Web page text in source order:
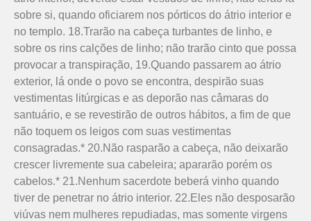
sobre si, quando oficiarem nos pórticos do átrio interior e
no templo. 18.Trarão na cabeça turbantes de linho, e
sobre os rins calções de linho; não trarão cinto que possa
provocar a transpiração, 19.Quando passarem ao átrio
exterior, lá onde o povo se encontra, despirão suas
vestimentas litúrgicas e as deporão nas câmaras do
santuário, e se revestirão de outros hábitos, a fim de que
não toquem os leigos com suas vestimentas
consagradas.* 20.Não rasparão a cabeça, não deixarão
crescer livremente sua cabeleira; apararão porém os
cabelos.* 21.Nenhum sacerdote beberá vinho quando
tiver de penetrar no átrio interior. 22.Eles não desposarão
viúvas nem mulheres repudiadas, mas somente virgens